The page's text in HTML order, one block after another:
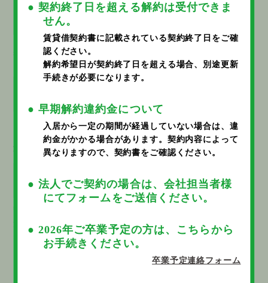
● 契約終了日を超える解約は受付できま
せん。
賃貸借契約書に記載されている契約終了日をご確
認ください。
解約希望日が契約終了日を超える場合、別途更新
手続きが必要になります。
● 早期解約違約金について
入居から一定の期間が経過していない場合は、違
約金がかかる場合があります。契約内容によって
異なりますので、契約書をご確認ください。
● 法人でご契約の場合は、会社担当者様
にてフォームをご送信ください。
● 2026年ご卒業予定の方は、こちらから
お手続きください。
卒業予定連絡フォーム
部屋番号 (区画番号)
※
年 月 日
解約日が本日より1ヶ月未満の場合、本日より1ヶ月後までの賃料
等相当額がかかります。
また、契約終了日を超える解約日は受付できません。